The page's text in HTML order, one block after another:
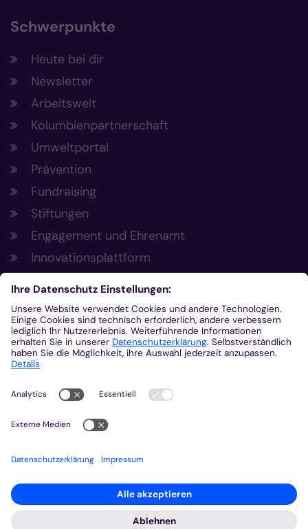
Schwerpunkte
Heute bei dir
Newsletter
Arbeitswelt
Kolumbienpartnerschaft
Umweltportal
Prävention
Fundraising
Stiftungen
Engagement und Ehrenamt
Innovationsplattform
Aus der Plattform
Nachrichten
Veranstaltungen
Gottesdienste
Stellenangebote
Kirchenzeitung
Amtsblatt (Kirchlicher Anzeiger)
Rechtsdatenbank
Meldestelle gemäß Hinweisgeberschutzgesetz